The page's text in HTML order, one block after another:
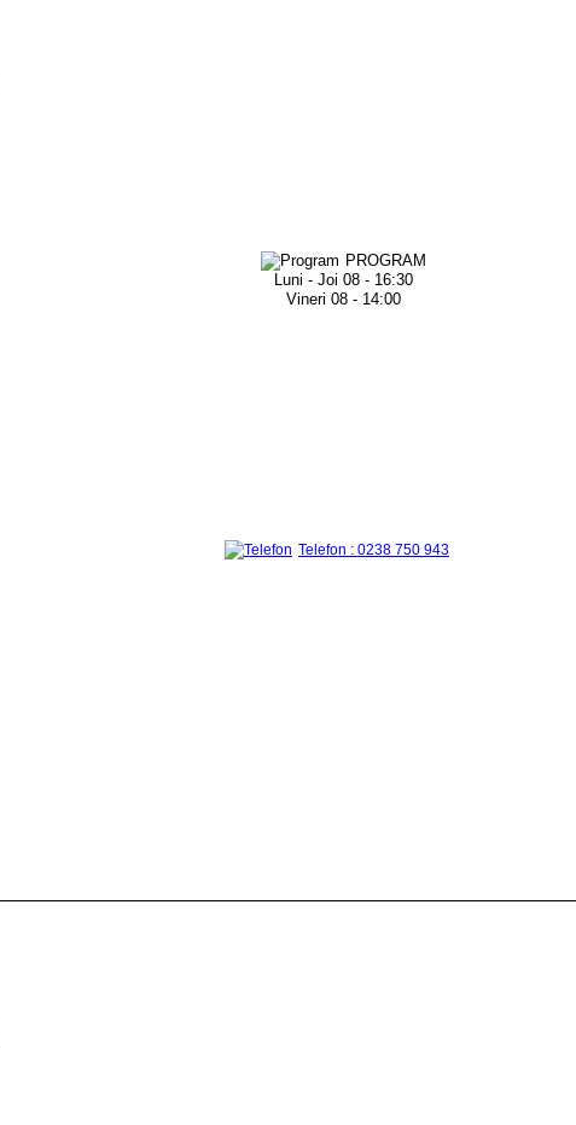
PROGRAM
Luni - Joi 08 - 16:30
Vineri 08 - 14:00
Telefon : 0238 750 943